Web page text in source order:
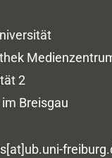
2
Breisgau